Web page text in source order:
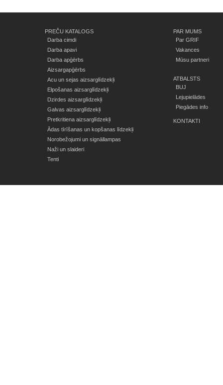
PREČU KATALOGS
Darba cimdi
Darba apavi
Darba apģērbs
Aizsargapģērbs
Acu un sejas aizsarglīdzekļi
Elpošanas aizsarglīdzekļi
Dzirdes aizsarglīdzekļi
Galvas aizsarglīdzekļi
Pretkritiena aizsarglīdzekļi
Ādas tīrīšanas un kopšanas līdzekļi
Norobežojumi un signāllampas
Naži un slaideri
Tenti
PAR MUMS
Par GRIF
Vakances
Mūsu partneri
ATBALSTS
BUJ
Lejupielādes
Piegādes info
KONTAKTI